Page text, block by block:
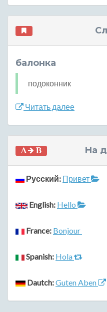
балонка
подоконник
Читать далее
На
Русский: Привет
English: Hello
France: Bonjour
Spanish: Hola
Dautch:Guten Aben